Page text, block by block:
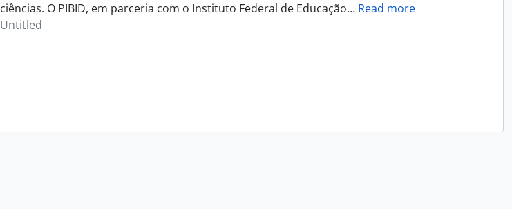
ciências. O PIBID, em parceria com o Instituto Federal de Educação… Read more
Untitled